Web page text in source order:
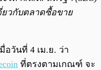
ยวกับตลาดซื้อขาย
อวันที่ 4 เม.ย. ว่า
ที่ตรงตามเกณฑ์ จะ